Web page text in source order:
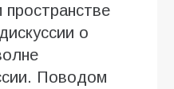
о
Поводом